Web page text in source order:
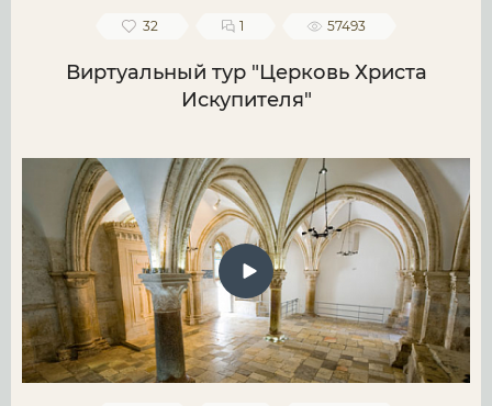
32 1 57493
Виртуальный тур "Церковь Христа
Искупителя"